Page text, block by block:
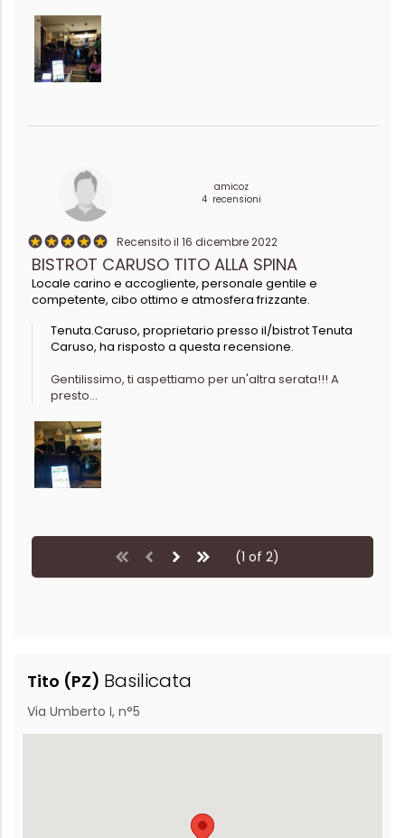
amicoz
4 recensioni
Recensito il 16 dicembre 2022
BISTROT CARUSO TITO ALLA SPINA
Locale carino e accogliente, personale gentile e
competente, cibo ottimo e atmosfera frizzante.
Tenuta.Caruso, proprietario presso il/bistrot Tenuta
Caruso, ha risposto a questa recensione.
Gentilissimo, ti aspettiamo per un'altra serata!!! A
presto...
(1 of 2)
Tito (PZ) Basilicata
Via Umberto I, n°5